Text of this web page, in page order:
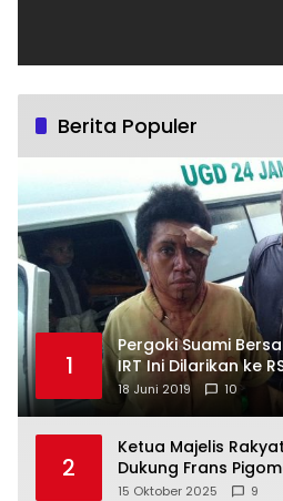
Berita Populer
1
Pergoki Suami
IRT Ini Dilarikan ke
18 Juni 2019 10
2
Ketua Majelis
Dukung Frans
Freeport Indonesia
15 Oktober 2025 9